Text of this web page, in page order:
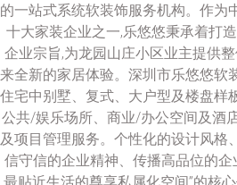
的一站式系统软装饰服务机构。作为
十大家装企业之一,乐悠悠秉承着打
企业宗旨,为龙园山庄小区业主提供
来全新的家居体验。深圳市乐悠悠软
住宅中别墅、复式、大户型及楼盘样
公共/娱乐场所、商业/办公空间及酒
及项目管理服务。个性化的设计风格
信守信的企业精神、传播高品位的企